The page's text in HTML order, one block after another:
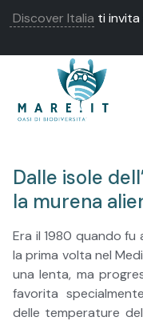
Discover Italia ti invita
Dalle isole
la murena
Era il 1980 quando fu
la prima volta nel
una lenta, ma
favorita
delle temperature